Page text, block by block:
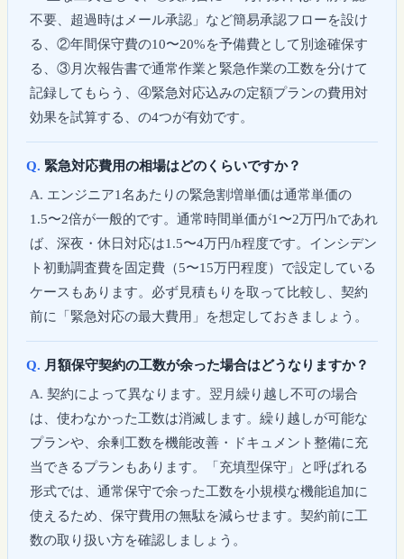
不要、超過時はメール承認」など簡易承認フローを設け
る、②年間保守費の10〜20%を予備費として別途確保す
る、③月次報告書で通常作業と緊急作業の工数を分けて
記録してもらう、④緊急対応込みの定額プランの費用対
効果を試算する、の4つが有効です。
緊急対応費用の相場はどのくらいですか？
エンジニア1名あたりの緊急割増単価は通常単価の
1.5〜2倍が一般的です。通常時間単価が1〜2万円/hであれ
ば、深夜・休日対応は1.5〜4万円/h程度です。インシデン
ト初動調査費を固定費（5〜15万円程度）で設定している
ケースもあります。必ず見積もりを取って比較し、契約
前に「緊急対応の最大費用」を想定しておきましょう。
月額保守契約の工数が余った場合はどうなりますか？
契約によって異なります。翌月繰り越し不可の場合
は、使わなかった工数は消滅します。繰り越しが可能な
プランや、余剰工数を機能改善・ドキュメント整備に充
当できるプランもあります。「充填型保守」と呼ばれる
形式では、通常保守で余った工数を小規模な機能追加に
使えるため、保守費用の無駄を減らせます。契約前に工
数の取り扱い方を確認しましょう。